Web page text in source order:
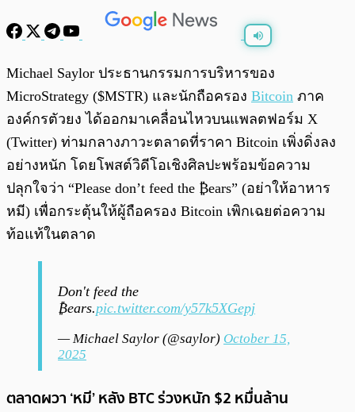
Michael Saylor ประธานกรรมการบริหารของ
MicroStrategy ($MSTR) และนักถือครอง Bitcoin ภาค
องค์กรตัวยง ได้ออกมาเคลื่อนไหวบนแพลตฟอร์ม X
(Twitter) ท่ามกลางภาวะตลาดที่ราคา Bitcoin เพิ่งดิ่งลง
อย่างหนัก โดยโพสต์วิดีโอเชิงศิลปะพร้อมข้อความ
ปลุกใจว่า “Please don’t feed the ₿ears” (อย่าให้อาหาร
หมี) เพื่อกระตุ้นให้ผู้ถือครอง Bitcoin เพิกเฉยต่อความ
ท้อแท้ในตลาด
Don't feed the
₿ears.pic.twitter.com/y57k5XGepj
— Michael Saylor (@saylor) October 15,
2025
ตลาดผวา ‘หมี’ หลัง BTC ร่วงหนัก $2 หมื่นล้าน